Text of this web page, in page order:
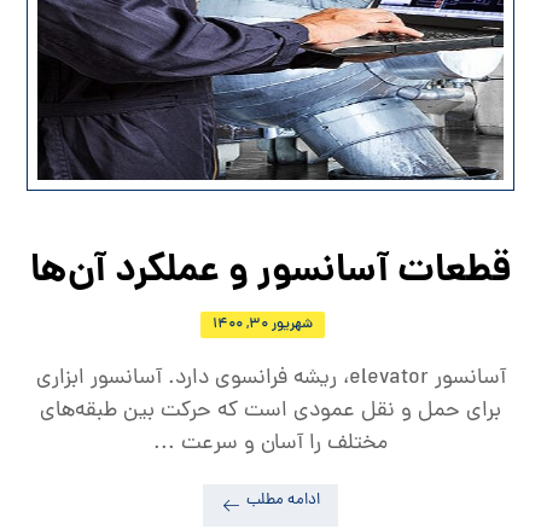
قطعات آسانسور و عملکرد آن‌ها
شهریور ۳۰, ۱۴۰۰
آسانسور elevator، ریشه فرانسوی دارد. آسانسور ابزاری
برای حمل و نقل عمودی است که حرکت بین طبقه‌های
مختلف را آسان و سرعت ...
ادامه مطلب